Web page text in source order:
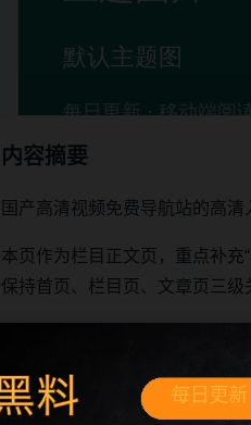
内容摘要
国产高清视频免费导航站的高
本页作为栏目正文页，重点补
保持首页、栏目页、文章页三
阅读建议